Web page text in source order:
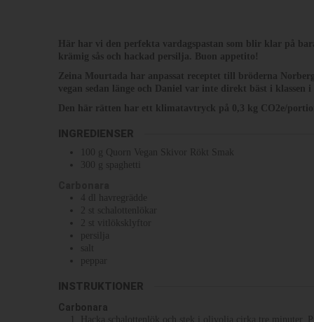
Här har vi den perfekta vardagspastan som blir klar på
krämig sås och hackad persilja. Buon appetito!
Zeina Mourtada har anpassat receptet till bröderna
vegan sedan länge och Daniel var inte direkt bäst i
Den här rätten har ett klimatavtryck på 0,3 kg CO2e/
INGREDIENSER
100 g
Quorn Vegan Skivor Rökt Smak
300 g spaghetti
4 dl
havregrädde
2
st
schalottenlökar
2
st vitlöksklyftor
persilja
salt
peppar
INSTRUKTIONER
Carbonara
Hacka schalottenlök och stek i olivolja cirka tre minuter.